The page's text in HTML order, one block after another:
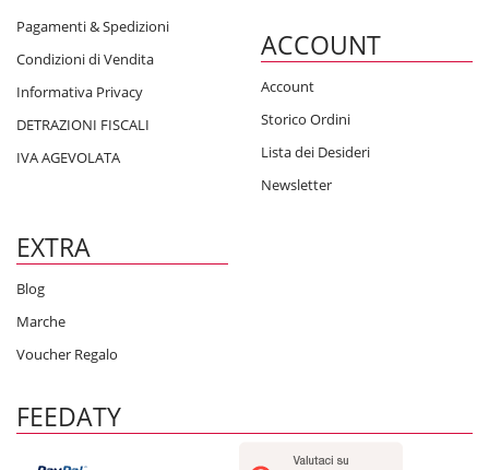
Pagamenti & Spedizioni
Condizioni di Vendita
Informativa Privacy
DETRAZIONI FISCALI
IVA AGEVOLATA
ACCOUNT
Account
Storico Ordini
Lista dei Desideri
Newsletter
EXTRA
Blog
Marche
Voucher Regalo
FEEDATY